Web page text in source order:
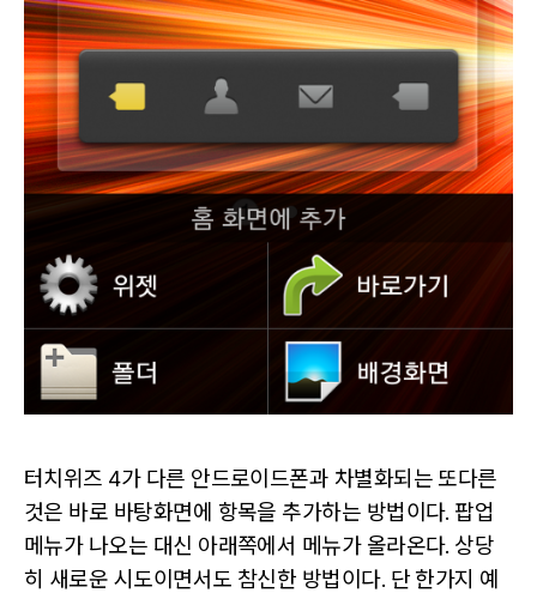
터치위즈 4가 다른 안드로이드폰과 차별화되는 또다른
것은 바로 바탕화면에 항목을 추가하는 방법이다. 팝업
메뉴가 나오는 대신 아래쪽에서 메뉴가 올라온다. 상당
히 새로운 시도이면서도 참신한 방법이다. 단 한가지 예